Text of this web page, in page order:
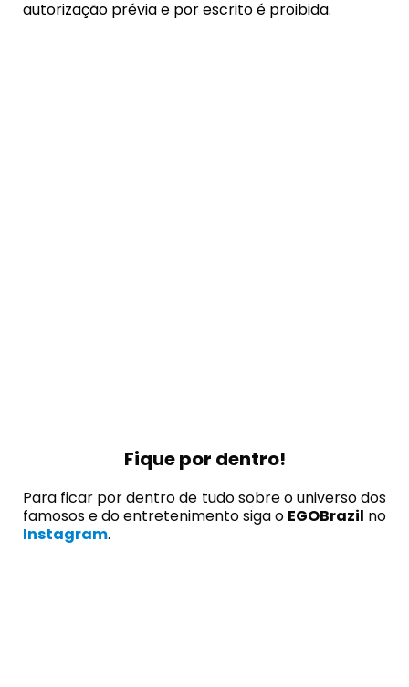
autorização prévia e por escrito é proibida.
Fique por dentro!
Para ficar por dentro de tudo sobre o universo dos
famosos e do entretenimento siga o EGOBrazil no
Instagram.